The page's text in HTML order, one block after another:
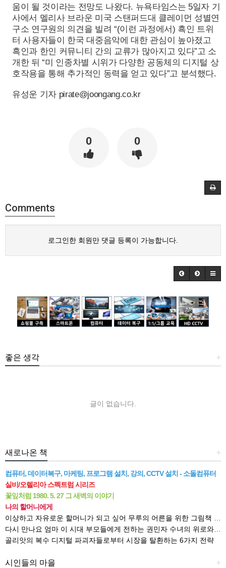
움이 될 것이라는 전망도 나왔다. 뉴욕타임스는 5일자 기
사에서 멜리사 브라운 미국 스탠퍼드대 클레이먼 성별연
구소 연구원의 의견을 빌려 “(이런 과정에서) 흑인 트위
터 사용자들이 한국 대중음악에 대한 관심이 높아졌고
흑인과 한인 커뮤니티 간의 교류가 많아지고 있다”고 소
개한 뒤 “미 인종차별 시위가 다양한 공동체의 디지털 상
호작용을 통해 추가적인 동력을 얻고 있다”고 분석했다.
유성운 기자 pirate@joongang.co.kr
0 0
Comments
로그인한 회원만 댓글 등록이 가능합니다.
+
좋은 생각
글이 없습니다.
+
새로나온 책
컴퓨터, 데이터복구, 마케팅, 프로그램 설치, 강의, CCTV 설치 - 소돌컴퓨터
실비/오렐리아 스펙트럼 시리즈
꽃잎처럼 1980. 5. 27 그 새벽의 이야기
나의 할머니에게
이상하고 자유로운 할머니가 되고 싶어 무루의 어른을 위한 그림책 읽기
다시 만나요 엄마 이 시대 부모들에게 전하는 권민자 수녀의 위로와 격려
골리앗의 복수 디지털 파괴자들로부터 시장을 탈환하는 6가지 전략
+
시인들의 마을